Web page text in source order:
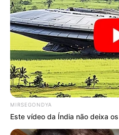
Matérias Bônus:
🧊Saiba como Consultar o
🧊 Cálculo da Insalubridade sobre o
Entretenimento: Os melhores
🧊 Recupere as Famílias
Fonte: JASB com informações do
Edição Geral: JASB.
Encaminhamento de denúncia ao
O jornalismo do JASB.com.br
MIRSEGONDYA
Este vídeo da Índia não deixa